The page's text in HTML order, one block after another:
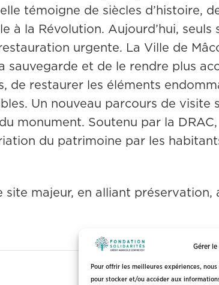
Gérer
Pour offrir les meilleures expériences,
pour stocker et/ou accéder aux
témoigne de siècles d’histoire,
à la Révolution. Aujourd’hui, seuls
urgente. La Ville de
et de le rendre plus
de restaurer les éléments
Un nouveau parcours de visite
monument. Soutenu par la
du patrimoine par les
majeur, en alliant préservation,